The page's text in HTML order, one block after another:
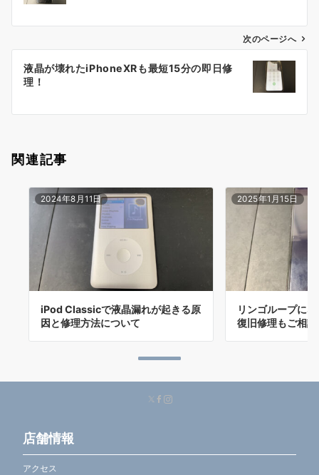
ン
次のページへ
液晶が壊れたiPhoneXRも最短15分の即日修
理！
関連記事
2024年8月11日
iPod Classicで液晶漏れが起きる原
因と修理方法について
2025年1月15日
リンゴループに
復旧修理もご相
店舗情報
アクセス